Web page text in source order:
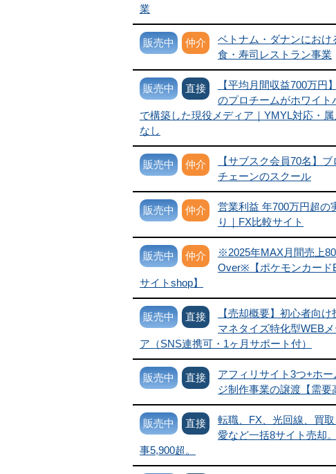
業
販売中 仲介
ベトナム・ダナンにおけ
食・寿司レストラン事業
販売中 直接
【平均月間収益700万円
のプロチームがホワイト
で構築した現役メディア｜YMYL対応・属
なし
販売中 仲介
【サブスク会員70名】ブ
チェーンのスクール
販売中 仲介
営業利益 年700万円超の
り｜FX比較サイト
販売中 仲介
※2025年MAX月間売上
Over※【ポケモンカード
サイトshop】
販売中 直接
【売却概要】初心者向け
マネタイズ特化型WEBメ
ア（SNS連携可・1ヶ月サポート付）
販売中 直接
アフィリサイト3つ+ホー
ジ制作事業の譲渡【需要
販売中 直接
転職、FX、光回線、買
愛など一括8サイト売却
事5,900超。